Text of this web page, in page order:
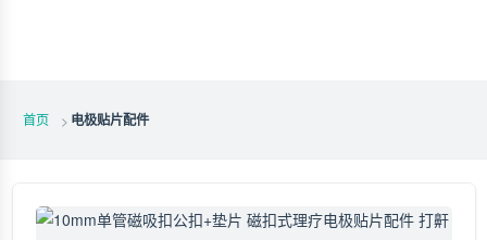
首页 > 电极贴片配件